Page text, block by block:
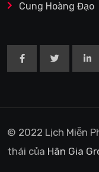
Cung Hoàng Đạo
© 2022 Lịch Miễn
thái của Hân Gia